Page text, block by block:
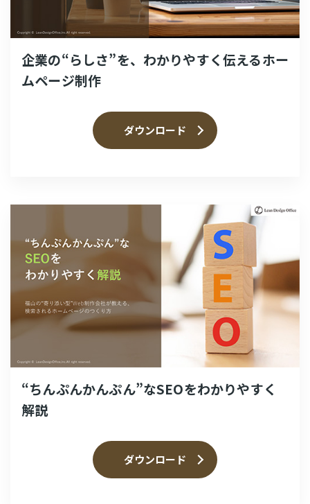
企業の“らしさ”を、わかりやすく伝えるホー
ムページ制作
ダウンロード
“ちんぷんかんぷん”なSEOをわかりやすく
解説
ダウンロード